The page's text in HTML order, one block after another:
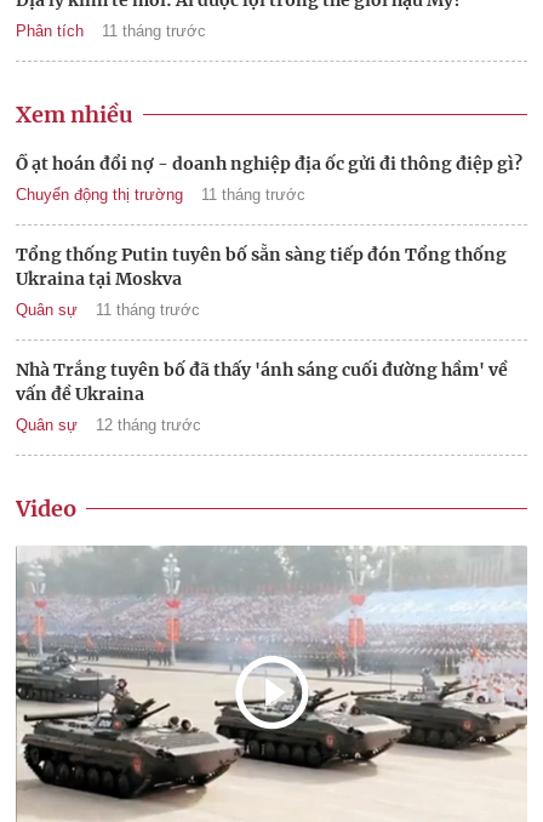
Phân tích 11 tháng trước
Xem nhiều
Ồ ạt hoán đổi nợ - doanh nghiệp địa ốc gửi đi thông điệp gì?
Chuyển động thị trường 11 tháng trước
Tổng thống Putin tuyên bố sẵn sàng tiếp đón Tổng thống
Ukraina tại Moskva
Quân sự 11 tháng trước
Nhà Trắng tuyên bố đã thấy 'ánh sáng cuối đường hầm' về
vấn đề Ukraina
Quân sự 12 tháng trước
Video